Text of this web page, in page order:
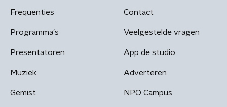
Frequenties
Programma's
Presentatoren
Muziek
Gemist
Contact
Veelgestelde vragen
App de studio
Adverteren
NPO Campus